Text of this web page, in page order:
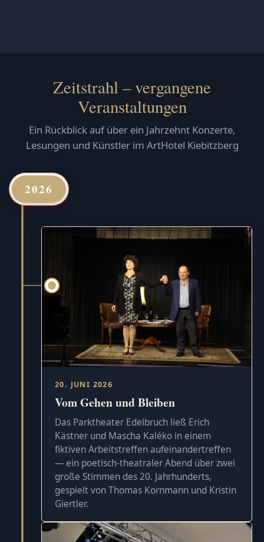
Zeitstrahl – vergangene
Veranstaltungen
Ein Rückblick auf über ein Jahrzehnt Konzerte,
Lesungen und Künstler im ArtHotel Kiebitzberg
2026
20. JUNI 2026
Vom Gehen und Bleiben
Das Parktheater Edelbruch ließ Erich
Kästner und Mascha Kaléko in einem
fiktiven Arbeitstreffen aufeinandertreffen
— ein poetisch-theatraler Abend über zwei
große Stimmen des 20. Jahrhunderts,
gespielt von Thomas Kornmann und Kristin
Giertler.